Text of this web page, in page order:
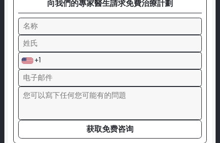
向我們的專家醫生請求免費治療計劃
+1
获取免费咨询